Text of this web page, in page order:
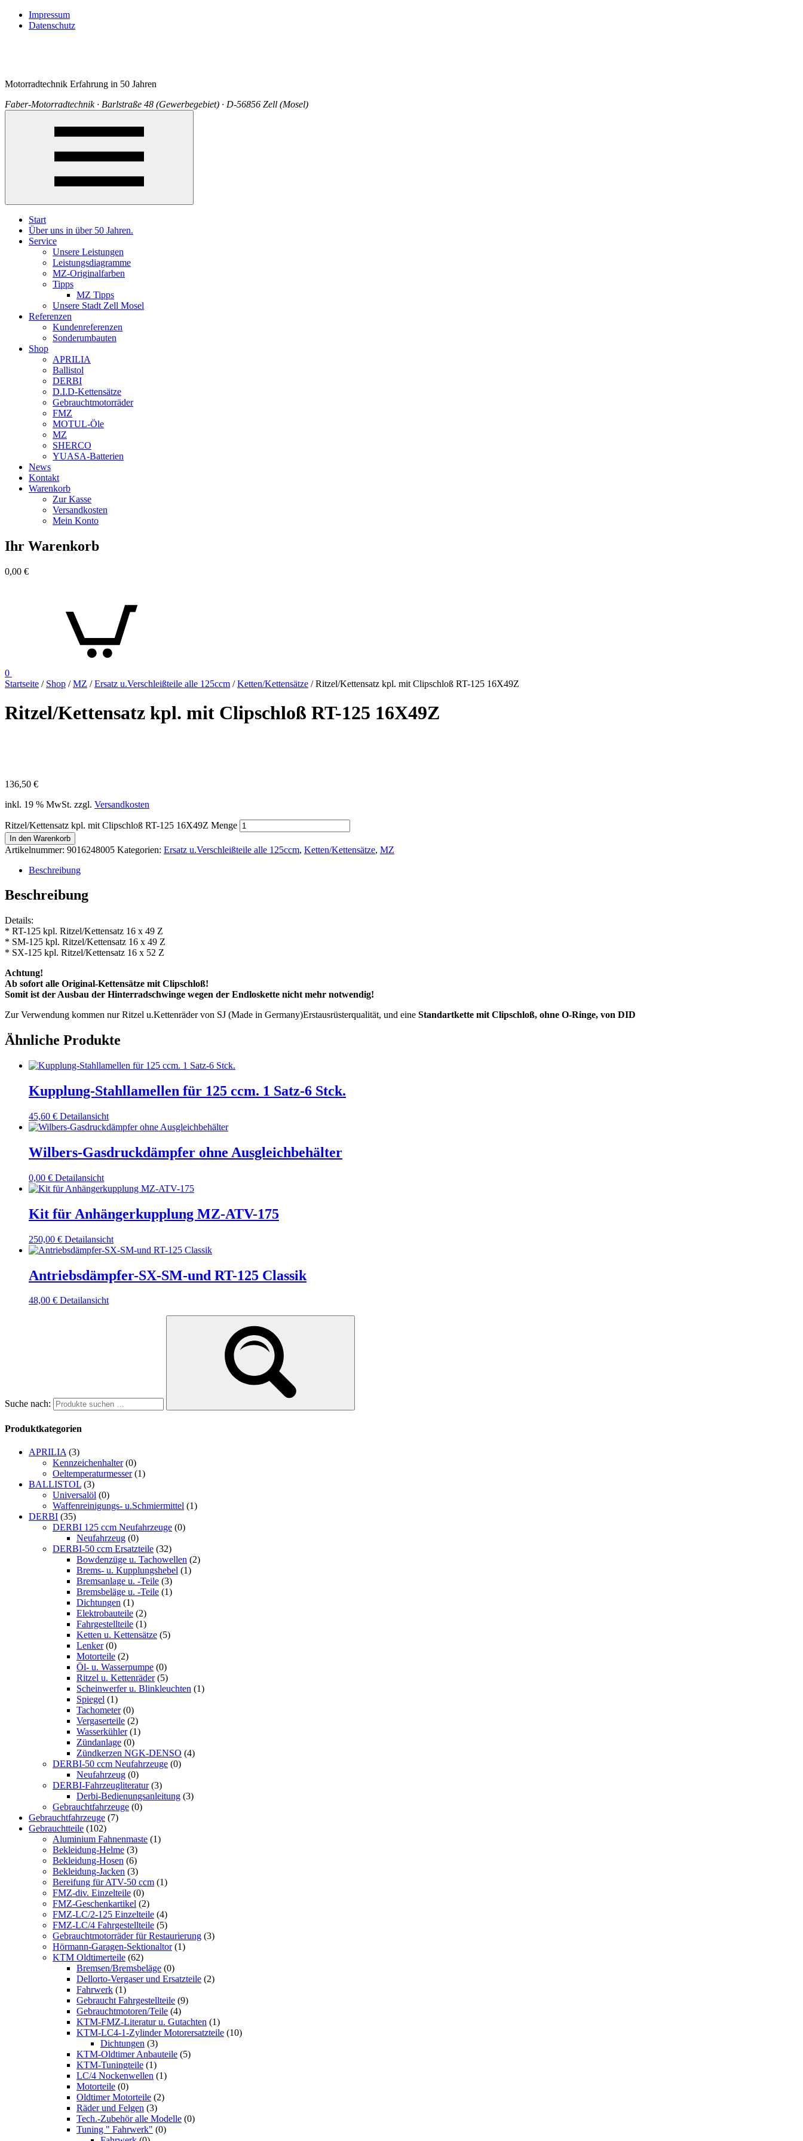
Impressum
Datenschutz
Motorradtechnik Erfahrung in 50 Jahren
Faber-Motorradtechnik · Barlstraße 48 (Gewerbegebiet) · D-56856 Zell (Mosel)
Start
Über uns in über 50 Jahren.
Service
Unsere Leistungen
Leistungsdiagramme
MZ-Originalfarben
Tipps
MZ Tipps
Unsere Stadt Zell Mosel
Referenzen
Kundenreferenzen
Sonderumbauten
Shop
APRILIA
Ballistol
DERBI
D.I.D-Kettensätze
Gebrauchtmotorräder
FMZ
MOTUL-Öle
MZ
SHERCO
YUASA-Batterien
News
Kontakt
Warenkorb
Zur Kasse
Versandkosten
Mein Konto
Ihr Warenkorb
0,00 €
0
Startseite / Shop /MZ /Ersatz u.Verschleißteile alle 125ccm /Ketten/Kettensätze / Ritzel/Kettensatz kpl. mit Clipschloß RT-125 16X49Z
Ritzel/Kettensatz kpl. mit Clipschloß RT-125 16X49Z
136,50 €
inkl. 19 % MwSt. zzgl. Versandkosten
Ritzel/Kettensatz kpl. mit Clipschloß RT-125 16X49Z Menge
In den Warenkorb
Artikelnummer: 9016248005 Kategorien: Ersatz u.Verschleißteile alle 125ccm, Ketten/Kettensätze, MZ
Beschreibung
Beschreibung
Details:
* RT-125 kpl. Ritzel/Kettensatz 16 x 49 Z
* SM-125 kpl. Ritzel/Kettensatz 16 x 49 Z
* SX-125 kpl. Ritzel/Kettensatz 16 x 52 Z
Achtung!
Ab sofort alle Original-Kettensätze mit Clipschloß!
Somit ist der Ausbau der Hinterradschwinge wegen der Endloskette nicht mehr notwendig!
Zur Verwendung kommen nur Ritzel u.Kettenräder von SJ (Made in Germany)Erstausrüsterqualität, und eine Standartkette mit Clipschloß, ohne O-Ringe, von DID
Ähnliche Produkte
Kupplung-Stahllamellen für 125 ccm. 1 Satz-6 Stck.
45,60 € Detailansicht
Wilbers-Gasdruckdämpfer ohne Ausgleichbehälter
0,00 € Detailansicht
Kit für Anhängerkupplung MZ-ATV-175
250,00 € Detailansicht
Antriebsdämpfer-SX-SM-und RT-125 Classik
48,00 € Detailansicht
Suche nach:
Produktkategorien
APRILIA (3)
Kennzeichenhalter (0)
Oeltemperaturmesser (1)
BALLISTOL (3)
Universalöl (0)
Waffenreinigungs- u.Schmiermittel (1)
DERBI (35)
DERBI 125 ccm Neufahrzeuge (0)
Neufahrzeug (0)
DERBI-50 ccm Ersatzteile (32)
Bowdenzüge u. Tachowellen (2)
Brems- u. Kupplungshebel (1)
Bremsanlage u. -Teile (3)
Bremsbeläge u. -Teile (1)
Dichtungen (1)
Elektrobauteile (2)
Fahrgestellteile (1)
Ketten u. Kettensätze (5)
Lenker (0)
Motorteile (2)
Öl- u. Wasserpumpe (0)
Ritzel u. Kettenräder (5)
Scheinwerfer u. Blinkleuchten (1)
Spiegel (1)
Tachometer (0)
Vergaserteile (2)
Wasserkühler (1)
Zündanlage (0)
Zündkerzen NGK-DENSO (4)
DERBI-50 ccm Neufahrzeuge (0)
Neufahrzeug (0)
DERBI-Fahrzeugliteratur (3)
Derbi-Bedienungsanleitung (3)
Gebrauchtfahrzeuge (0)
Gebrauchtfahrzeuge (7)
Gebrauchtteile (102)
Aluminium Fahnenmaste (1)
Bekleidung-Helme (3)
Bekleidung-Hosen (6)
Bekleidung-Jacken (3)
Bereifung für ATV-50 ccm (1)
FMZ-div. Einzelteile (0)
FMZ-Geschenkartikel (2)
FMZ-LC/2-125 Einzelteile (4)
FMZ-LC/4 Fahrgestellteile (5)
Gebrauchtmotorräder für Restaurierung (3)
Hörmann-Garagen-Sektionaltor (1)
KTM Oldtimerteile (62)
Bremsen/Bremsbeläge (0)
Dellorto-Vergaser und Ersatzteile (2)
Fahrwerk (1)
Gebraucht Fahrgestellteile (9)
Gebrauchtmotoren/Teile (4)
KTM-FMZ-Literatur u. Gutachten (1)
KTM-LC4-1-Zylinder Motorersatzteile (10)
Dichtungen (3)
KTM-Oldtimer Anbauteile (5)
KTM-Tuningteile (1)
LC/4 Nockenwellen (1)
Motorteile (0)
Oldtimer Motorteile (2)
Räder und Felgen (3)
Tech.-Zubehör alle Modelle (0)
Tuning " Fahrwerk" (0)